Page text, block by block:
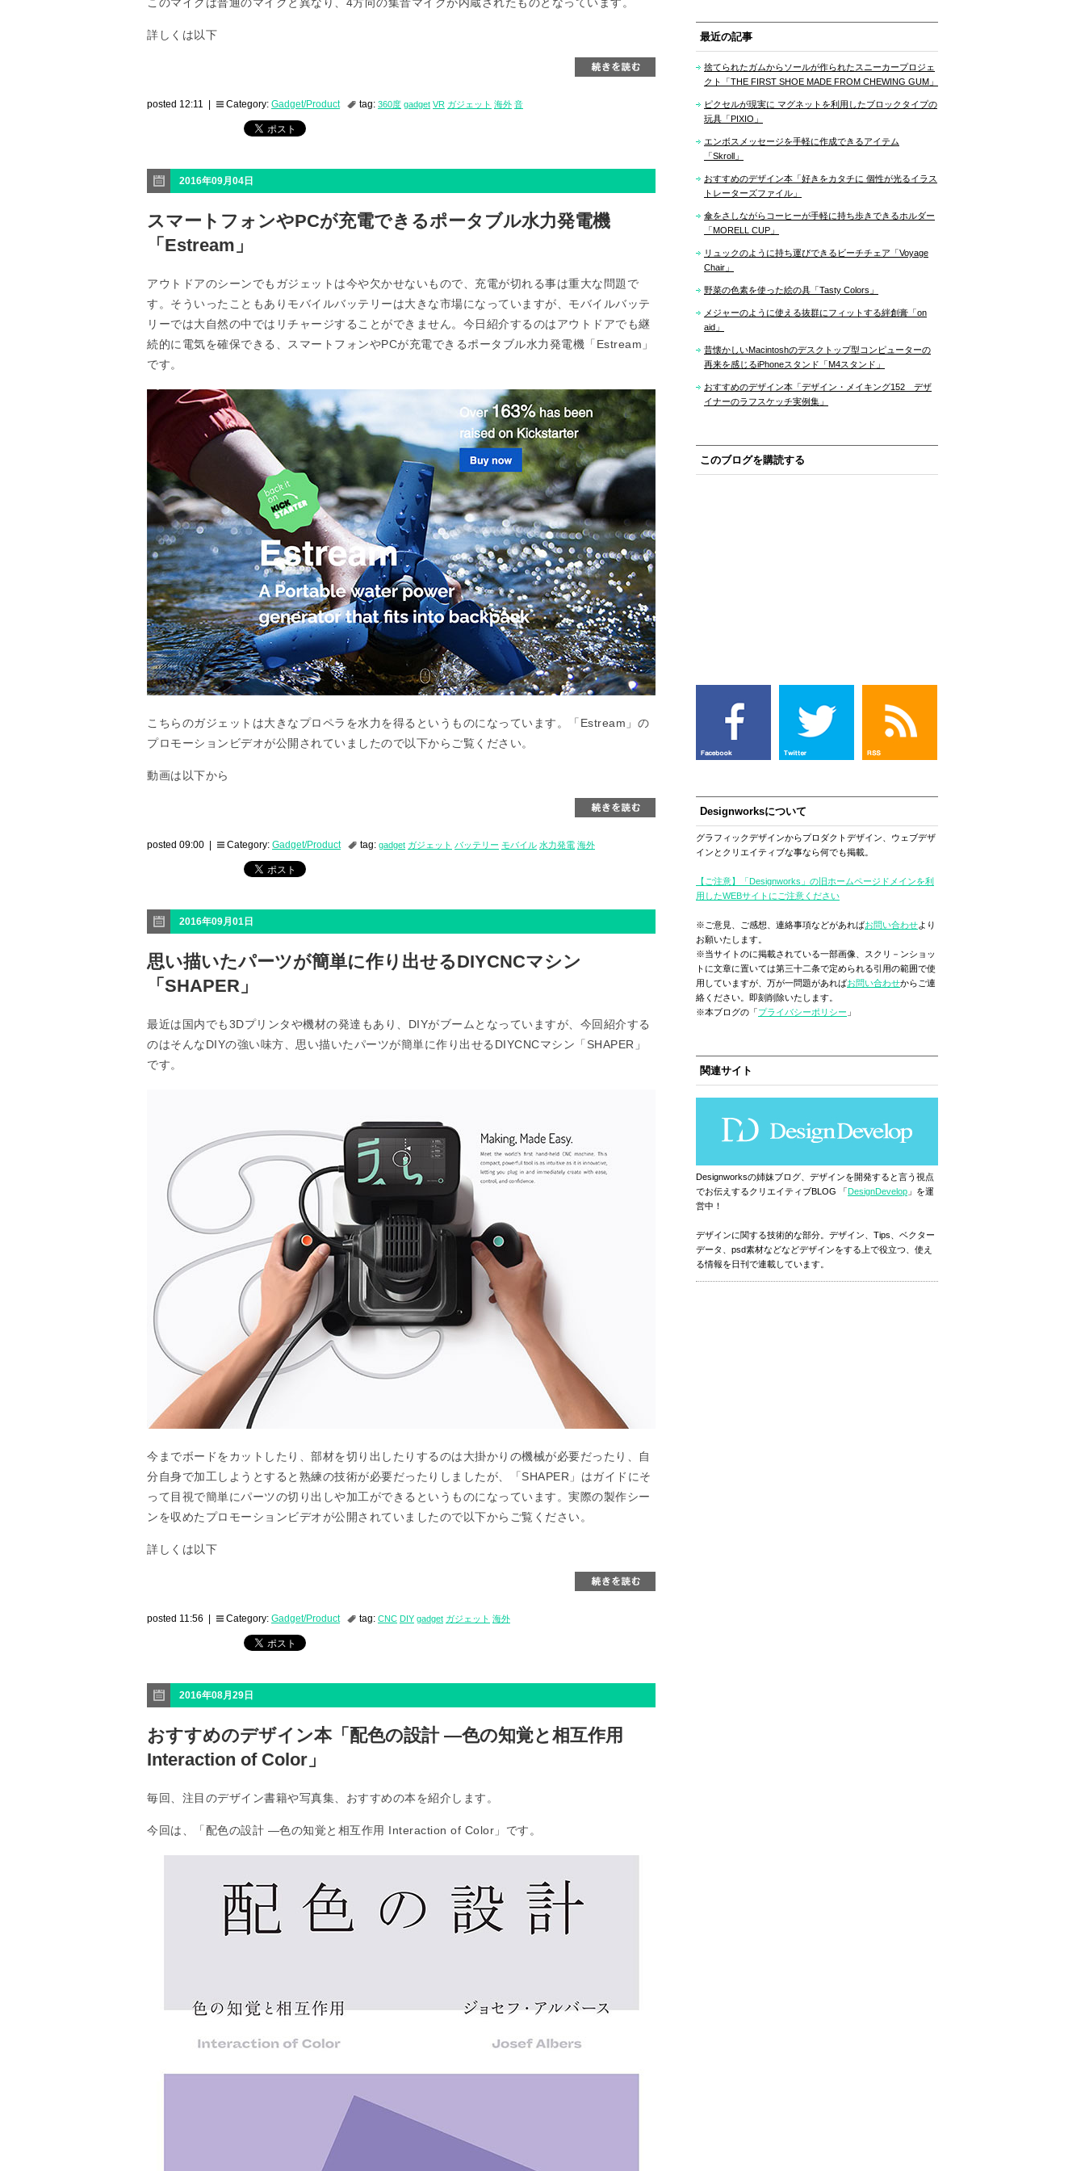
詳しくは以下
posted 12:11 | Category: Gadget/Product tag: 360度 gadget VR ガジェット 海外 音
2016年09月04日
スマートフォンやPCが充電できるポータブル水力発電機
「Estream」
アウトドアのシーンでもガジェットは今や欠かせないもので、充電が切れる事は重大な問題で
す。そういったこともありモバイルバッテリーは大きな市場になっていますが、モバイルバッテ
リーでは大自然の中ではリチャージすることができません。今日紹介するのはアウトドアでも継
続的に電気を確保できる、スマートフォンやPCが充電できるポータブル水力発電機「Estream」
です。
こちらのガジェットは大きなプロペラを水力を得るというものになっています。「Estream」の
プロモーションビデオが公開されていましたので以下からご覧ください。
動画は以下から
posted 09:00 | Category: Gadget/Product tag: gadget ガジェット バッテリー モバイル 水力発電 海外
2016年09月01日
思い描いたパーツが簡単に作り出せるDIYCNCマシン
「SHAPER」
最近は国内でも3Dプリンタや機材の発達もあり、DIYがブームとなっていますが、今回紹介する
のはそんなDIYの強い味方、思い描いたパーツが簡単に作り出せるDIYCNCマシン「SHAPER」
です。
今までボードをカットしたり、部材を切り出したりするのは大掛かりの機械が必要だったり、自
分自身で加工しようとすると熟練の技術が必要だったりしましたが、「SHAPER」はガイドにそ
って目視で簡単にパーツの切り出しや加工ができるというものになっています。実際の製作シー
ンを収めたプロモーションビデオが公開されていましたので以下からご覧ください。
詳しくは以下
posted 11:56 | Category: Gadget/Product tag: CNC DIY gadget ガジェット 海外
2016年08月29日
おすすめのデザイン本「配色の設計 ―色の知覚と相互作用
Interaction of Color」
毎回、注目のデザイン書籍や写真集、おすすめの本を紹介します。
今回は、「配色の設計 ―色の知覚と相互作用 Interaction of Color」です。
最近の記事
捨てられたガムからソールが作られたスニーカープロジェ
クト「THE FIRST SHOE MADE FROM CHEWING GUM」
ピクセルが現実に マグネットを利用したブロックタイプの
玩具「PIXIO」
エンボスメッセージを手軽に作成できるアイテム
「Skroll」
おすすめのデザイン本「好きをカタチに 個性が光るイラス
トレーターズファイル」
傘をさしながらコーヒーが手軽に持ち歩きできるホルダー
「MORELL CUP」
リュックのように持ち運びできるビーチチェア「Voyage
Chair」
野菜の色素を使った絵の具「Tasty Colors」
メジャーのように使える抜群にフィットする絆創膏「on
aid」
昔懐かしいMacintoshのデスクトップ型コンピューターの
再来を感じるiPhoneスタンド「M4スタンド」
おすすめのデザイン本「デザイン・メイキング152 デザ
イナーのラフスケッチ実例集」
このブログを購読する
Designworksについて
グラフィックデザインからプロダクトデザイン、ウェブデザ
インとクリエイティブな事なら何でも掲載。
【ご注意】「Designworks」の旧ホームページドメインを利
用したWEBサイトにご注意ください
※ご意見、ご感想、連絡事項などがあればお問い合わせより
お願いたします。
※当サイトのに掲載されている一部画像、スクリ－ンショッ
トに文章に置いては第三十二条で定められる引用の範囲で使
用していますが、万が一問題があればお問い合わせからご連
絡ください。即刻削除いたします。
※本ブログの「プライバシーポリシー 」
関連サイト
Designworksの姉妹ブログ、デザインを開発すると言う視点
でお伝えするクリエイティブBLOG 「DesignDevelop 」を運
営中！
デザインに関する技術的な部分。デザイン、Tips、ベクター
データ、psd素材などなどデザインをする上で役立つ、使え
る情報を日刊で連載しています。